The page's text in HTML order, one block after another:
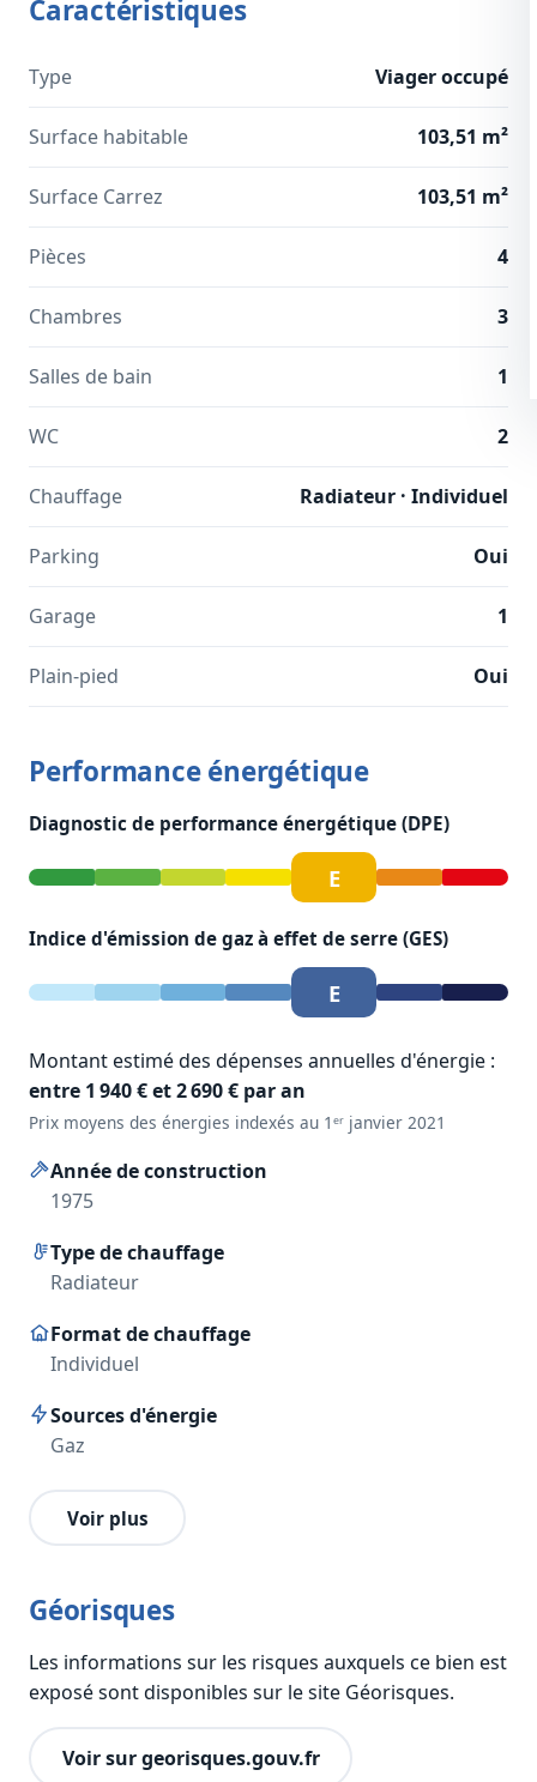
Caractéristiques
Type Viager occupé
Surface habitable 103,51 m²
Surface Carrez 103,51 m²
Pièces 4
Chambres 3
Salles de bain 1
WC 2
Chauffage Radiateur · Individuel
Parking Oui
Garage 1
Plain-pied Oui
Performance énergétique
Diagnostic de performance énergétique (DPE)
E
Indice d'émission de gaz à effet de serre (GES)
E
Montant estimé des dépenses annuelles d'énergie :
entre 1 940 € et 2 690 € par an
Prix moyens des énergies indexés au 1ᵉʳ janvier 2021
Année de construction
1975
Type de chauffage
Radiateur
Format de chauffage
Individuel
Sources d'énergie
Gaz
Voir plus
Géorisques
Les informations sur les risques auxquels ce bien est
exposé sont disponibles sur le site Géorisques.
Voir sur georisques.gouv.fr